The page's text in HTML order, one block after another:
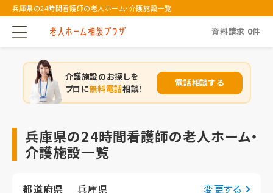
兵庫県の24時間看護師の老人ホーム・介護施設一覧
資料請求 0件
介護施設のお探しを
プロに無料電話相談！
電話相談する
兵庫県の24時間看護師の老人ホーム・
介護施設一覧
都道府県 兵庫県 変更する